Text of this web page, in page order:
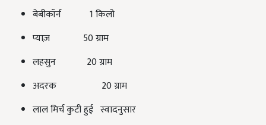
बेबीकॉर्न 1 किलो
प्याज़ 50 ग्राम
लहसुन 20 ग्राम
अदरक 20 ग्राम
लाल मिर्च कुटी हुई स्वादनुसार